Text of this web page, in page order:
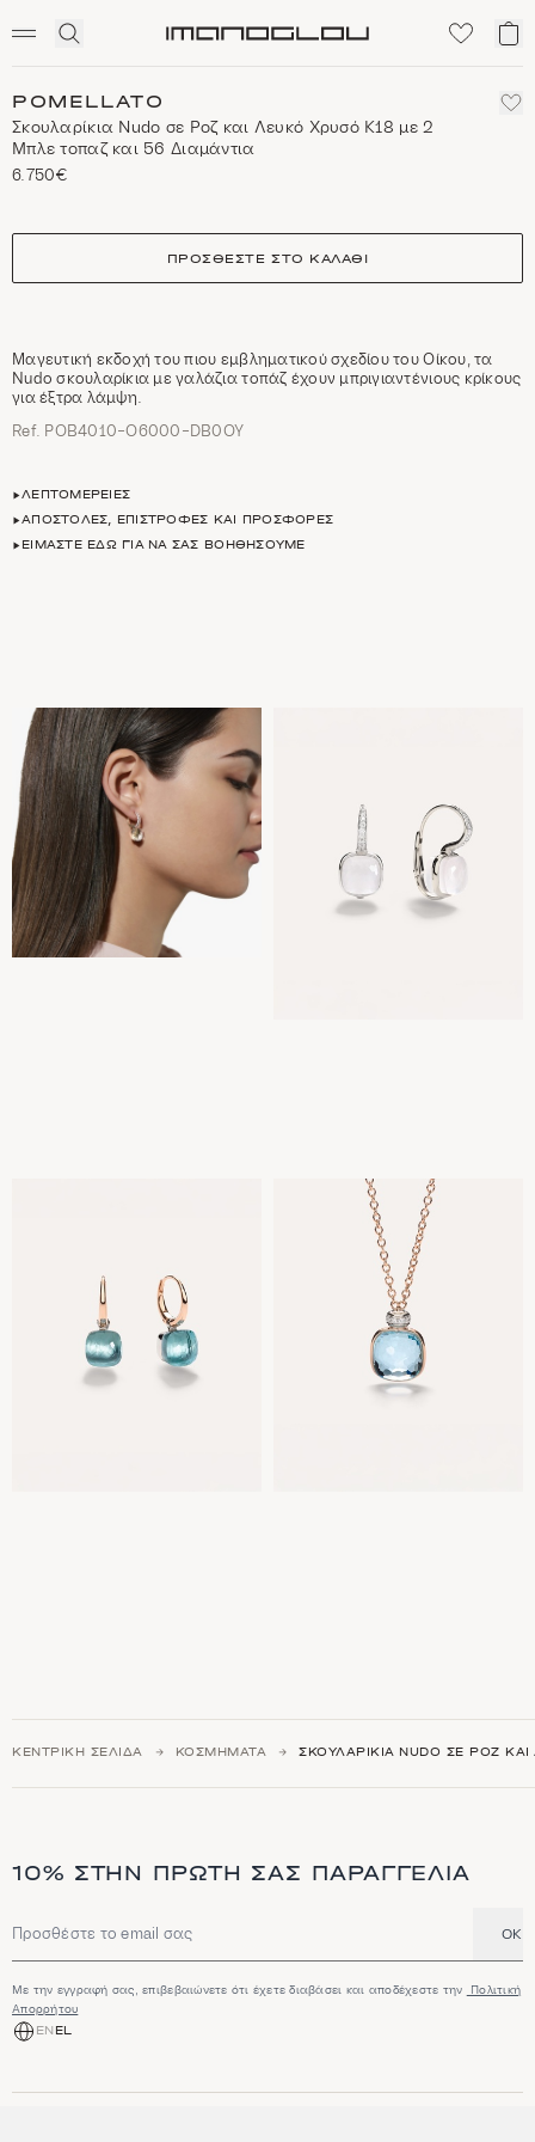
Click
search
Το
POMELLATO
Σκουλαρίκια Nudo σε Ροζ και Λευκό Χρυσό Κ18 με 2
Mπλε τοπαζ και 56 Διαμάντια
6.750€
size
ΠΡΟΣΘΈΣΤΕ ΣΤΟ ΚΑΛΆΘΙ
Mαγευτική εκδοχή του πιου εμβληματικού σχεδίου του Οίκου, τα
Nudo σκουλαρίκια με γαλάζια τοπάζ έχουν μπριγιαντένιους κρίκους
για έξτρα λάμψη.
Ref. POB4010-O6000-DB0OY
ΛΕΠΤΟΜΈΡΕΙΕΣ
ΑΠΟΣΤΟΛΈΣ, ΕΠΙΣΤΡΟΦΈΣ ΚΑΙ ΠΡΟΣΦΟΡΈΣ
ΕΊΜΑΣΤΕ ΕΔΏ ΓΙΑ ΝΑ ΣΑΣ ΒΟΗΘΉΣΟΥΜΕ
ΚΕΝΤΡΙΚΉ ΣΕΛΊΔΑ ΚΟΣΜΉΜΑΤΑ ΣΚΟΥΛΑΡΊΚΙΑ NUDO ΣΕ ΡΟΖ
10% ΣΤΗΝ ΠΡΏΤΗ ΣΑΣ ΠΑΡΑΓΓΕΛΊΑ
Διεύθυνση email OK
Με την εγγραφή σας, επιβεβαιώνετε ότι έχετε διαβάσει και αποδέχεστε την
Πολιτική
Απορρήτου
EN EL